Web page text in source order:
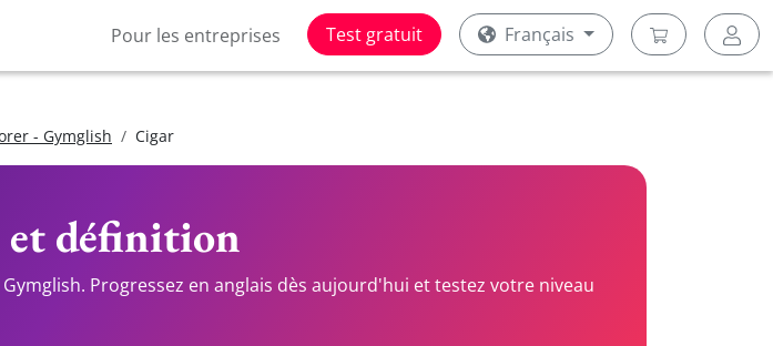
Pour les entreprises Test gratuit Français
- Gymglish Cigar
définition
Progressez en anglais dès aujourd'hui et testez votre niveau